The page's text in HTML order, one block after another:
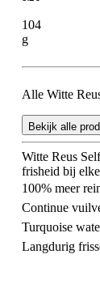
104
g
Alle Witte
Bekijk alle
Witte Reus
frisheid bij
100% meer
Continue
Turquoise
Langdurig